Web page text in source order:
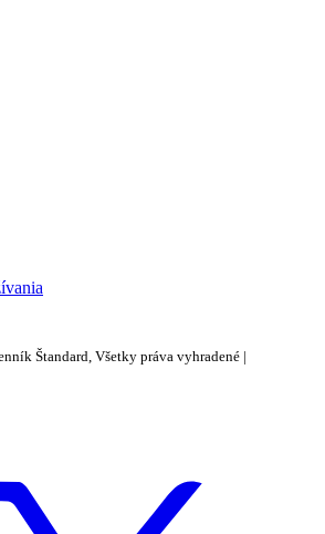
Štandard, Všetky práva vyhradené |